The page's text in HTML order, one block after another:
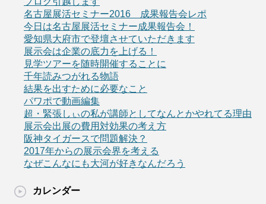
名古屋展活セミナー2016 成果報告会レポ
今日は名古屋展活セミナー成果報告会！
愛知県大府市で登壇させていただきます
展示会は企業の底力を上げる！
見学ツアーを随時開催することに
千年読みつがれる物語
結果を出すために必要なこと
パワポで動画編集
超・緊張しぃの私が講師としてなんとかやれてる理由
展示会出展の費用対効果の考え方
阪神タイガースで問題解決？
2017年からの展示会界を考える
なぜこんなにも大河が好きなんだろう
カレンダー